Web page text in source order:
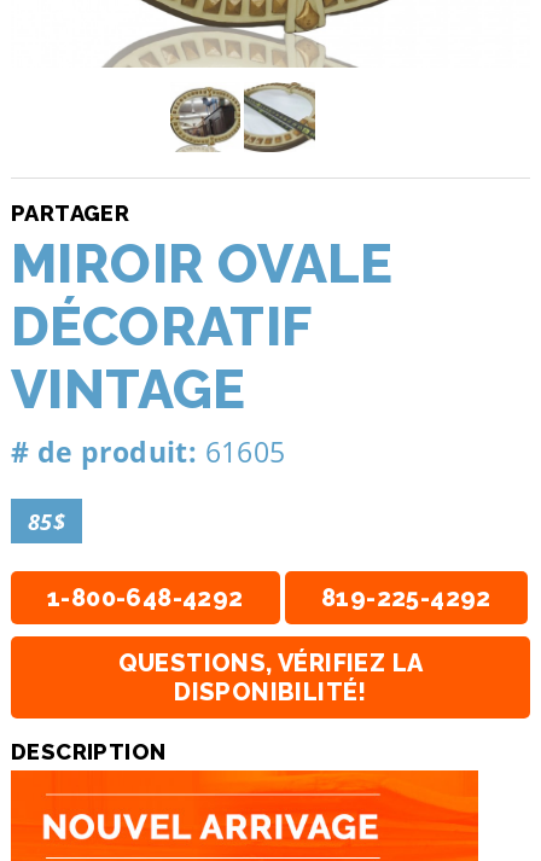
PARTAGER
MIROIR OVALE
DÉCORATIF
VINTAGE
# de produit: 61605
85$
1-800-648-4292 819-225-4292
QUESTIONS, VÉRIFIEZ LA
DISPONIBILITÉ!
DESCRIPTION